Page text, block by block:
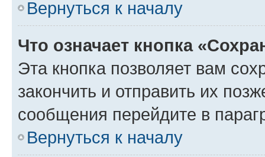
Вернуться к началу
Что означает кнопка
Эта кнопка позволяет вам
закончить и отправить их
сообщения перейдите в
Вернуться к началу